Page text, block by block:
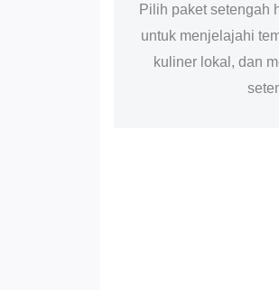
Pilih paket setengah
untuk menjelajahi
kuliner lokal, dan